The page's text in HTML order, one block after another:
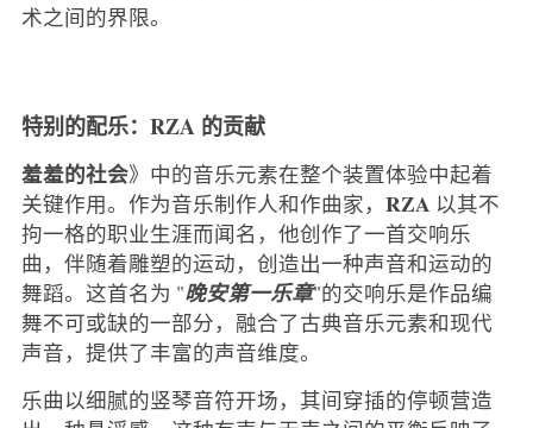
术之间的界限。
特别的配乐：RZA 的贡献
羞羞的社会》中的音乐元素在整个装置体验中起着
关键作用。作为音乐制作人和作曲家， RZA 以其不
拘一格的职业生涯而闻名，他创作了一首交响乐
曲，伴随着雕塑的运动，创造出一种声音和运动的
舞蹈。这首名为 "晚安第一乐章"的交响乐是作品编
舞不可或缺的一部分，融合了古典音乐元素和现代
声音，提供了丰富的声音维度。
乐曲以细腻的竖琴音符开场，其间穿插的停顿营造